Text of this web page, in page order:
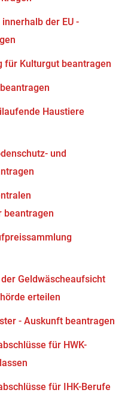
der EU -
für Kulturgut beantragen
Haustiere
und
beantragen
Geldwäscheaufsicht
erteilen
- Auskunft beantragen
für HWK-
für IHK-Berufe